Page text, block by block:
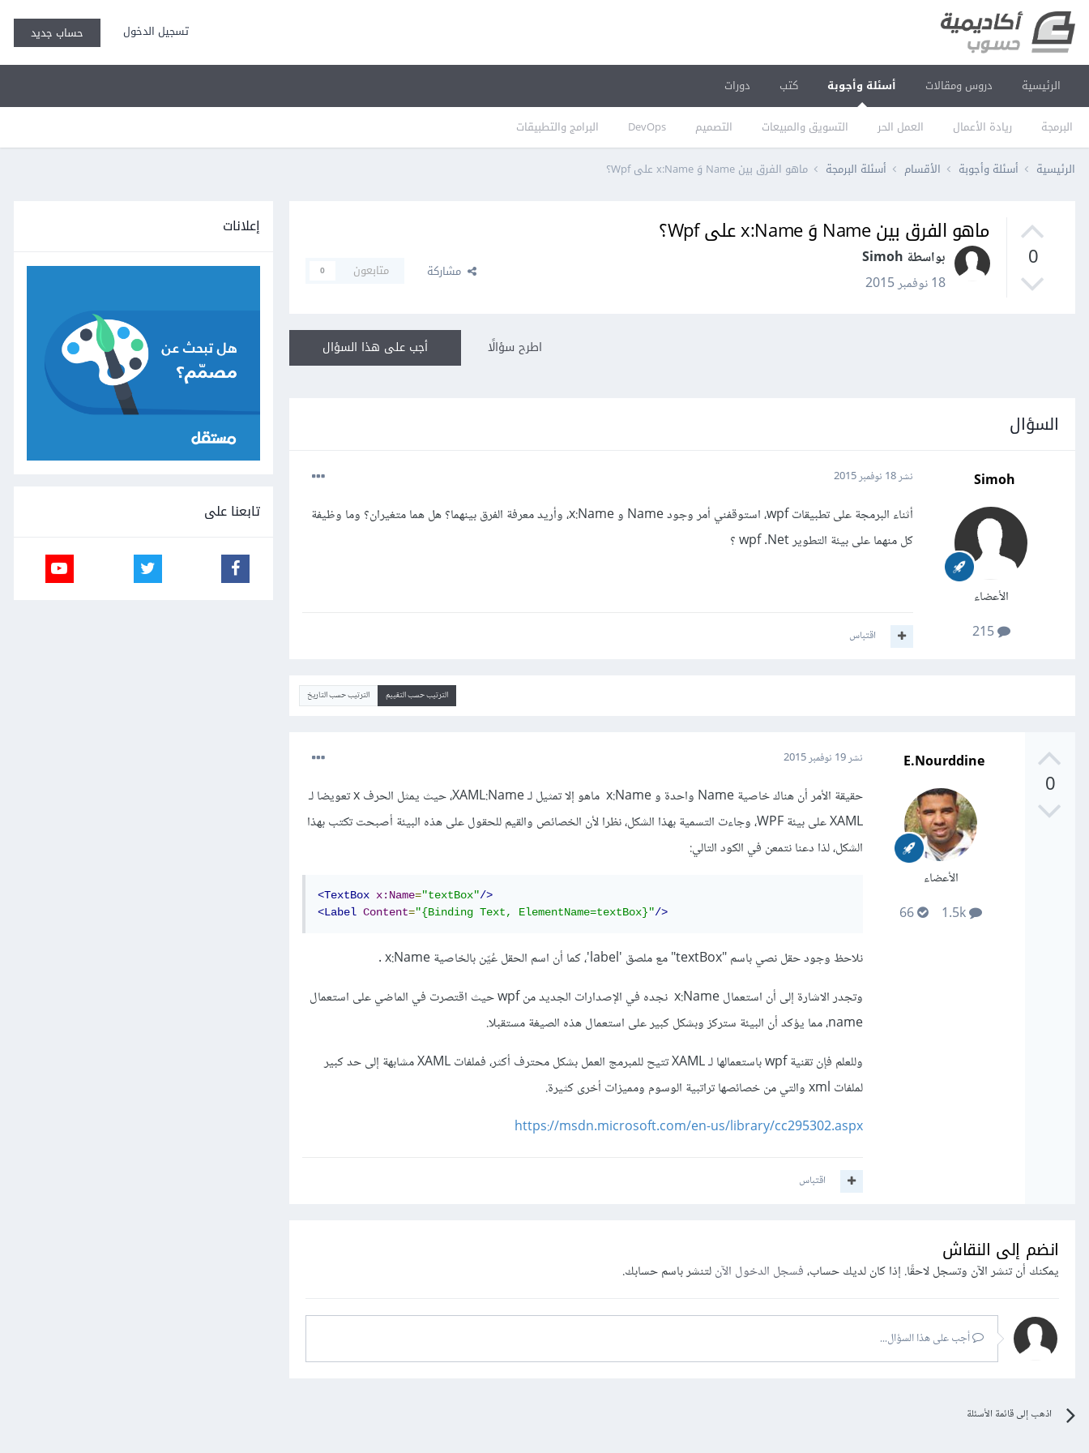
تسجيل الدخول حساب جديد
الرئيسية دروس ومقالات أسئلة وأجوبة
البرمجة ريادة الأعمال العمل الحر التسويق والمبيعات التصميم DevOps البرامج والتطبيقات
كتب دورات
الرئيسية أسئلة وأجوبة الأقسام أسئلة البرمجة ماهو الفرق بين Name وَ x:Name على Wpf؟
0
ماهو الفرق بين Name وَ x:Name على Wpf؟
بواسطة Simoh
18 نوفمبر 2015
مشاركة متابعون 0
أجب على هذا السؤال اطرح سؤالًا
السؤال
Simoh
الأعضاء
215
نشر18 نوفمبر 2015
أثناء البرمجة على تطبيقات wpf، استوقفني أمر وجود Name و x:Name، وأريد معرفة الفرق بينهما؟ هل هما متغيران؟ وما وظيفة
كل منهما على بيئة التطوير wpf .Net ؟
اقتباس
الترتيب حسب التقييم الترتيب حسب التاريخ
0
E.Nourddine
الأعضاء
نشر19 نوفمبر 2015
حقيقة الأمر أن هناك خاصية Name واحدة و x:Name ماهو إلا تمثيل لـ XAML:Name، حيث يمثل الحرف x تعويضا لـ
XAML على بيئة WPF، وجاءت التسمية بهذا الشكل، نظرا لأن الخصائص والقيم للحقول على هذه البيئة أصبحت تكتب بهذا
الشكل، لذا دعنا نتمعن في الكود التالي:
<TextBox x:Name="textBox"/>
<Label Content="{Binding Text, ElementName=textBox}"/>
نلاحظ وجود حقل نصي باسم "textBox" مع ملصق 'label'، كما أن اسم الحقل عُيّن بالخاصية x:Name .
وتجدر الاشارة إلى أن استعمال x:Name نجده في الإصدارات الجديد من wpf حيث اقتصرت في الماضي على استعمال
name، مما يؤكد أن البيئة ستركز وبشكل كبير على استعمال هذه الصيغة مستقبلا.
وللعلم فإن تقنية wpf باستعمالها لـ XAML تتيح للمبرمج العمل بشكل محترف أكثر، فملفات XAML مشابهة إلى حد كبير
لملفات xml والتي من خصائصها تراتبية الوسوم ومميزات أخرى كثيرة.
https://msdn.microsoft.com/en-us/library/cc295302.aspx
اقتباس
انضم إلى النقاش
يمكنك أن تنشر الآن وتسجل لاحقًا. إذا كان لديك حساب،فسجل الدخول الآنلتنشر باسم حسابك.
أجب على هذا السؤال...
اذهب إلى قائمة الأسئلة
إعلانات
تابعنا على